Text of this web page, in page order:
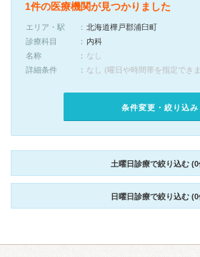
1件の医療機関が見つかりました
エリア・駅
北海道樺戸郡浦臼町
診療科目
内科
名称
なし
詳細条件
なし (曜日や時間帯を指定でき
条件変更・絞り込み
土曜日診療で絞り込む (0
日曜日診療で絞り込む (0